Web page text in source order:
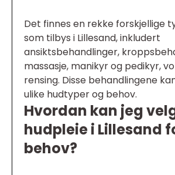
Det finnes en rekke forskjellige
som tilbys i Lillesand, inkludert
ansiktsbehandlinger,
massasje, manikyr og pedikyr,
rensing. Disse behandlingene
ulike hudtyper og behov.
Hvordan kan jeg
hudpleie i Lillesand
behov?